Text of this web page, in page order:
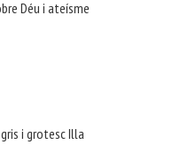
Déu i ateísme
i grotesc Illa